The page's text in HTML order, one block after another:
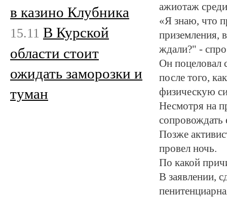
ажиотаж
«Я знаю, что
приземления,
ждали?" -
Он поцеловал
после того,
физическую
Несмотря на
сопровождать
Позже
провел ночь.
По какой
В заявлении,
в казино Клубника
15.11 В Курской
области стоит
ожидать заморозки и
туман